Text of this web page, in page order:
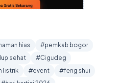
hias
#pemkab bogor
sehat
#Cigudeg
listrik #event
#feng shui